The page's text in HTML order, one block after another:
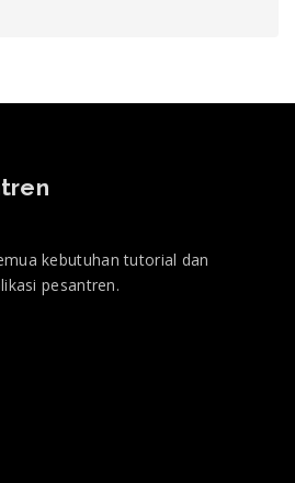
kebutuhan tutorial dan
pesantren.